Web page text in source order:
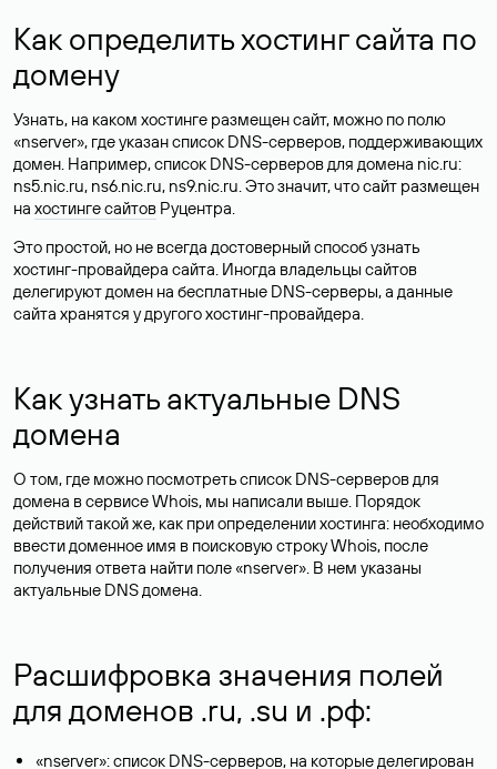
Как определить хостинг сайта по
домену
Узнать, на каком хостинге размещен сайт, можно по полю
«nserver», где указан список DNS-серверов, поддерживающих
домен. Например, список DNS-серверов для домена nic.ru:
ns5.nic.ru, ns6.nic.ru, ns9.nic.ru. Это значит, что сайт размещен
на хостинге сайтов Руцентра.
Это простой, но не всегда достоверный способ узнать
хостинг-провайдера сайта. Иногда владельцы сайтов
делегируют домен на бесплатные DNS-серверы, а данные
сайта хранятся у другого хостинг-провайдера.
Как узнать актуальные DNS
домена
О том, где можно посмотреть список DNS-серверов для
домена в сервисе Whois, мы написали выше. Порядок
действий такой же, как при определении хостинга: необходимо
ввести доменное имя в поисковую строку Whois, после
получения ответа найти поле «nserver». В нем указаны
актуальные DNS домена.
Расшифровка значения полей
для доменов .ru, .su и .рф:
«nserver»: список DNS-серверов, на которые делегирован